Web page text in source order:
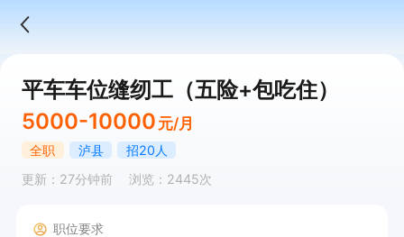
平车车位缝纫工（五险+包吃住）
5000-10000 元/月
全职 泸县
招20人
更新：27分钟前
浏览：2445次
职位要求